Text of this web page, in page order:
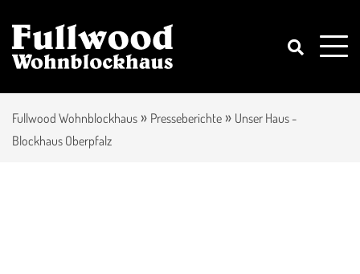
Fullwood Wohnblockhaus » Presseberichte » Unser Haus -
Blockhaus Oberpfalz